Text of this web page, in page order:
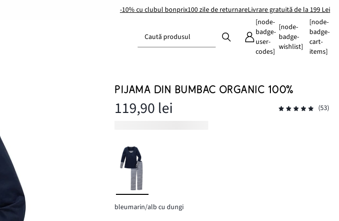
-10% cu clubul bonprix100 zile de returnareLivrare gratuită de la 199 Lei
Caută produsul
[node-
badge-
user-
codes]
[node-
badge-
wishlist]
[node-
badge-
cart-
items]
PIJAMA DIN BUMBAC ORGANIC 100%
119,90 lei (53)
bleumarin/alb cu dungi